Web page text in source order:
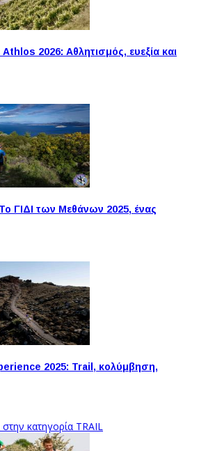
2026: Aθλητισμός, ευεξία και
ΓΙΔΙ των Μεθάνων 2025, ένας
2025: Trail, κολύμβηση,
κατηγορία TRAIL